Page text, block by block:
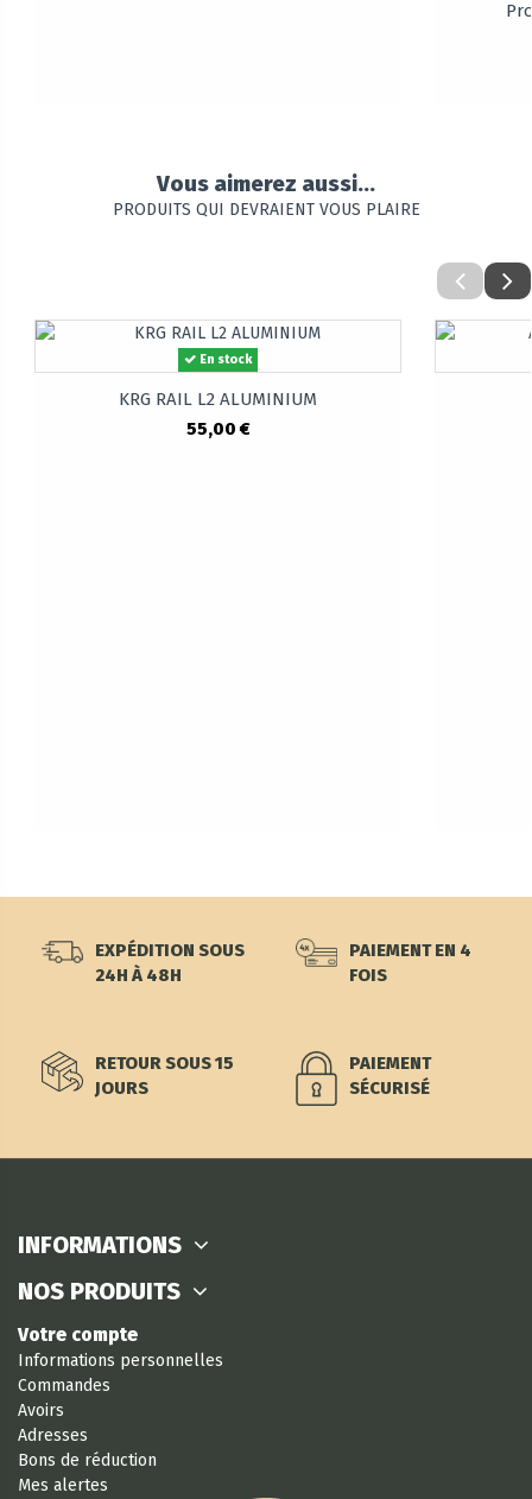
Vous aimerez aussi...
PRODUITS QUI DEVRAIENT VOUS PLAIRE
En stock
KRG RAIL L2 ALUMINIUM
55,00 €
EXPÉDITION SOUS
24H À 48H
PAIEMENT EN 4
FOIS
RETOUR SOUS 15
JOURS
PAIEMENT
SÉCURISÉ
INFORMATIONS
NOS PRODUITS
Votre compte
Informations personnelles
Commandes
Avoirs
Adresses
Bons de réduction
Mes alertes